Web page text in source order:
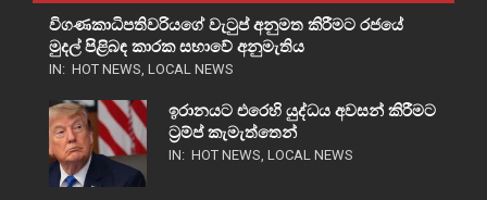
විගණකාධිපතිවරියගේ වැටුප් අනුමත කිරීමට රජයේ
මුදල් පිළිබඳ කාරක සභාවේ අනුමැතිය
IN: HOT NEWS, LOCAL NEWS
ඉරානයට එරෙහි යුද්ධය අවසන් කිරීමට
ට්‍රම්ප් කැමැත්තෙන්
IN: HOT NEWS, LOCAL NEWS